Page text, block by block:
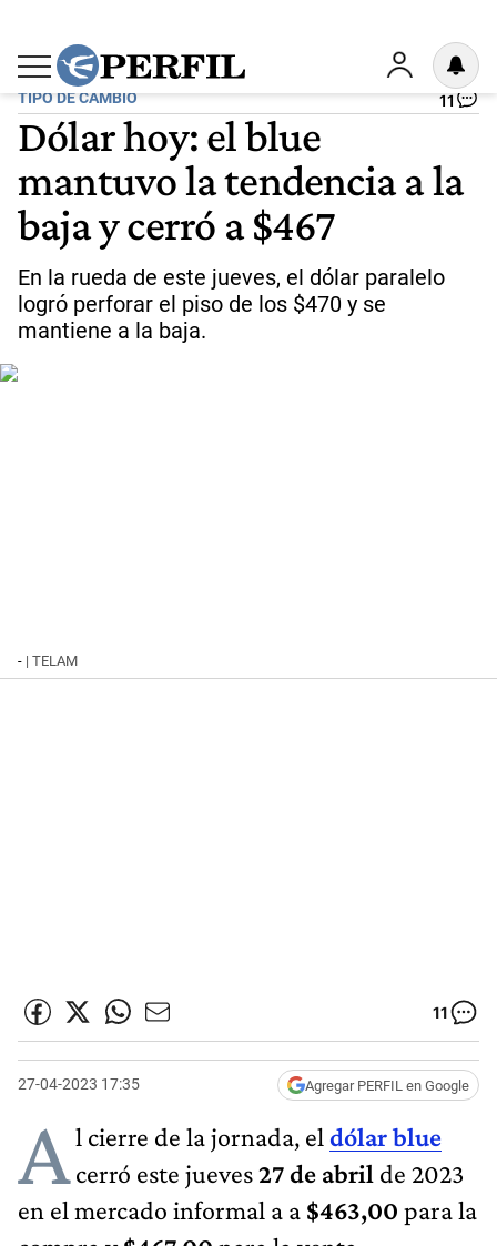
TIPO DE CAMBIO 11
Dólar hoy: el blue
mantuvo la tendencia a la
baja y cerró a $467
En la rueda de este jueves, el dólar paralelo
logró perforar el piso de los $470 y se
mantiene a la baja.
Agregar PERFIL en Google
A l cierre de la jornada, el
dólar blue
cerró este
jueves 27 de abril​ de 2023
en el mercado informal a a $463,00 para la
compra y$467,00
para la venta.